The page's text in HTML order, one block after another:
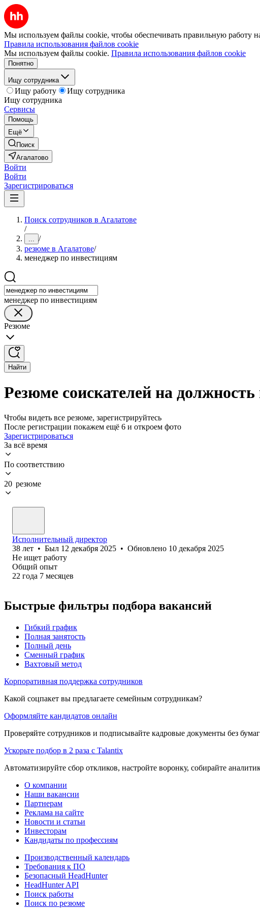
Мы используем файлы cookie, чтобы обеспечивать правильную работу
Правила использования файлов cookie
Мы используем файлы cookie. Правила использования файлов cookie
Понятно
Ищу сотрудника
Ищу работу
Ищу сотрудника
Ищу сотрудника
Сервисы
Помощь
Ещё
Поиск
Агалатово
Войти
Войти
Зарегистрироваться
Поиск сотрудников в Агалатове
/
... /
резюме в Агалатове/
менеджер по инвестициям
менеджер по инвестициям
Резюме
Найти
Резюме соискателей на
Чтобы видеть все резюме, зарегистрируйтесь
После регистрации покажем ещё 6 и откроем фото
Зарегистрироваться
За всё время
По соответствию
20 резюме
Исполнительный директор
38 лет • Был 12 декабря 2025 • Обновлено 10 декабря 2025
Не ищет работу
Общий опыт
22 года 7 месяцев
Быстрые фильтры подбора вакансий
Гибкий график
Полная занятость
Полный день
Сменный график
Вахтовый метод
Корпоративная поддержка сотрудников
Какой соцпакет вы предлагаете семейным сотрудникам?
Оформляйте кандидатов онлайн
Проверяйте сотрудников и подписывайте кадровые документы без
Ускорьте подбор в 2 раза с Talantix
Автоматизируйте сбор откликов, настройте воронку, собирайте
О компании
Наши вакансии
Партнерам
Реклама на сайте
Новости и статьи
Инвесторам
Кандидаты по профессиям
Производственный календарь
Требования к ПО
Безопасный HeadHunter
HeadHunter API
Поиск работы
Поиск по резюме